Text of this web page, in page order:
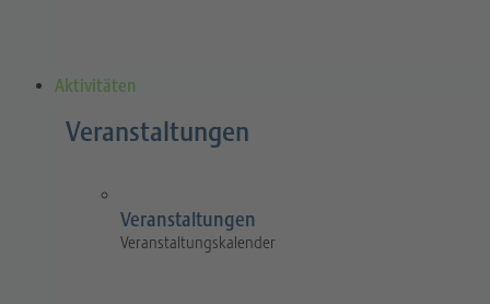
Aktivitäten
Veranstaltungen
Veranstaltungen
Veranstaltungskalender